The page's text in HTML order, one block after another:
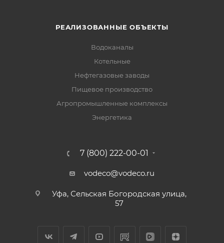
РЕАЛИЗОВАННЫЕ ОБЪЕКТЫ
Водоканалы
Котельные
Нефтегазовые заводы
Пищевое производство
Агропромышленные комплексы
Энергетика
7 (800) 222-00-01
vodeco@vodeco.ru
Уфа, Сельская Богородская улица,
57